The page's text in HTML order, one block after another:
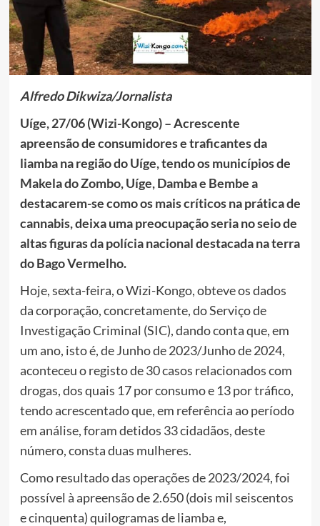
Alfredo Dikwiza/Jornalista
Uíge, 27/06 (Wizi-Kongo) – Acrescente
apreensão de consumidores e traficantes da
liamba na região do Uíge, tendo os municípios de
Makela do Zombo, Uíge, Damba e Bembe a
destacarem-se como os mais críticos na prática de
cannabis, deixa uma preocupação seria no seio de
altas figuras da polícia nacional destacada na terra
do Bago Vermelho.
Hoje, sexta-feira, o Wizi-Kongo, obteve os dados
da corporação, concretamente, do Serviço de
Investigação Criminal (SIC), dando conta que, em
um ano, isto é, de Junho de 2023/Junho de 2024,
aconteceu o registo de 30 casos relacionados com
drogas, dos quais 17 por consumo e 13 por tráfico,
tendo acrescentado que, em referência ao período
em análise, foram detidos 33 cidadãos, deste
número, consta duas mulheres.
Como resultado das operações de 2023/2024, foi
possível à apreensão de 2.650 (dois mil seiscentos
e cinquenta) quilogramas de liamba e,